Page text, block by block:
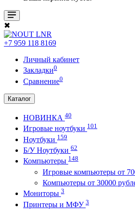
✖
+7 959 118 8169
Личный кабинет
Закладки0
Сравнение0
Каталог
НОВИНКА 40
Игровые ноутбуки 101
Ноутбуки 159
Б/У Ноутбуки 62
Компьютеры 148
Игровые компьютеры от
Компьютеры от 30000
Мониторы 3
Принтеры и МФУ 3